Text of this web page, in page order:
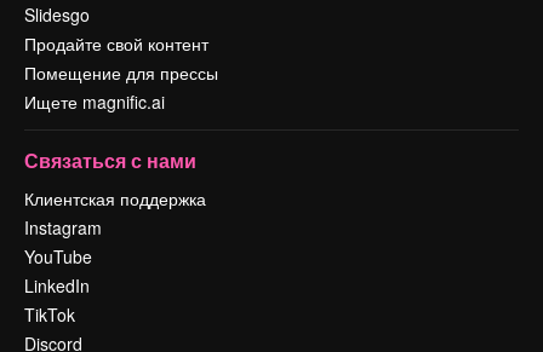
Slidesgo
Продайте свой контент
Помещение для прессы
Ищете magnific.ai
Связаться с нами
Клиентская поддержка
Instagram
YouTube
LinkedIn
TikTok
Discord